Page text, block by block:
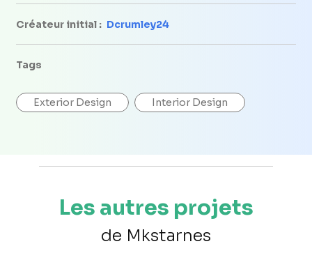
Créateur initial : Dcrumley24
Tags
Exterior Design Interior Design
Les autres projets
de Mkstarnes